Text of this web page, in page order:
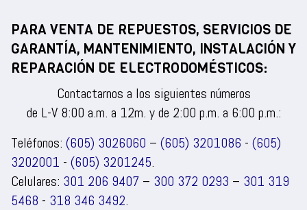
PARA VENTA DE REPUESTOS, SERVICIOS DE
GARANTÍA, MANTENIMIENTO, INSTALACIÓN Y
REPARACIÓN DE ELECTRODOMÉSTICOS:
Contactarnos a los siguientes números
de L-V 8:00 a.m. a 12m. y de 2:00 p.m. a 6:00 p.m.:
Teléfonos: (605) 3026060 – (605) 3201086 - (605)
3202001 - (605) 3201245.
Celulares: 301 206 9407 – 300 372 0293 – 301 319
5468 - 318 346 3492.